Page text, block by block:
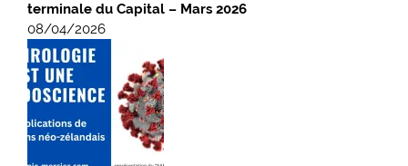
terminale du Capital – Mars 2026
08/04/2026